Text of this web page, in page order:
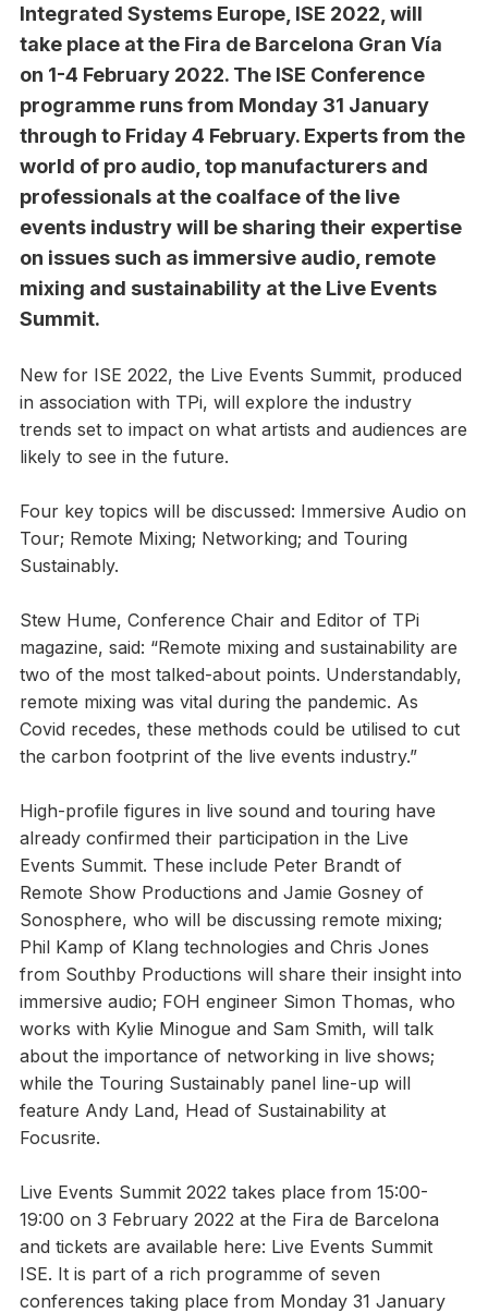
Integrated Systems Europe, ISE 2022, will
take place at the Fira de Barcelona Gran Vía
on 1-4 February 2022. The ISE Conference
programme runs from Monday 31 January
through to Friday 4 February. Experts from the
world of pro audio, top manufacturers and
professionals at the coalface of the live
events industry will be sharing their expertise
on issues such as immersive audio, remote
mixing and sustainability at the Live Events
Summit.
New for ISE 2022, the Live Events Summit, produced
in association with TPi, will explore the industry
trends set to impact on what artists and audiences are
likely to see in the future.
Four key topics will be discussed: Immersive Audio on
Tour; Remote Mixing; Networking; and Touring
Sustainably.
Stew Hume, Conference Chair and Editor of TPi
magazine, said: “Remote mixing and sustainability are
two of the most talked-about points. Understandably,
remote mixing was vital during the pandemic. As
Covid recedes, these methods could be utilised to cut
the carbon footprint of the live events industry.”
High-profile figures in live sound and touring have
already confirmed their participation in the Live
Events Summit. These include Peter Brandt of
Remote Show Productions and Jamie Gosney of
Sonosphere, who will be discussing remote mixing;
Phil Kamp of Klang technologies and Chris Jones
from Southby Productions will share their insight into
immersive audio; FOH engineer Simon Thomas, who
works with Kylie Minogue and Sam Smith, will talk
about the importance of networking in live shows;
while the Touring Sustainably panel line-up will
feature Andy Land, Head of Sustainability at
Focusrite.
Live Events Summit 2022 takes place from 15:00-
19:00 on 3 February 2022 at the Fira de Barcelona
and tickets are available here: Live Events Summit
ISE. It is part of a rich programme of seven
conferences taking place from Monday 31 January